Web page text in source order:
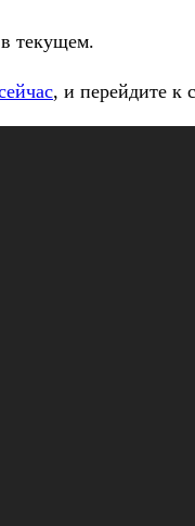
текущем.
, и перейдите к